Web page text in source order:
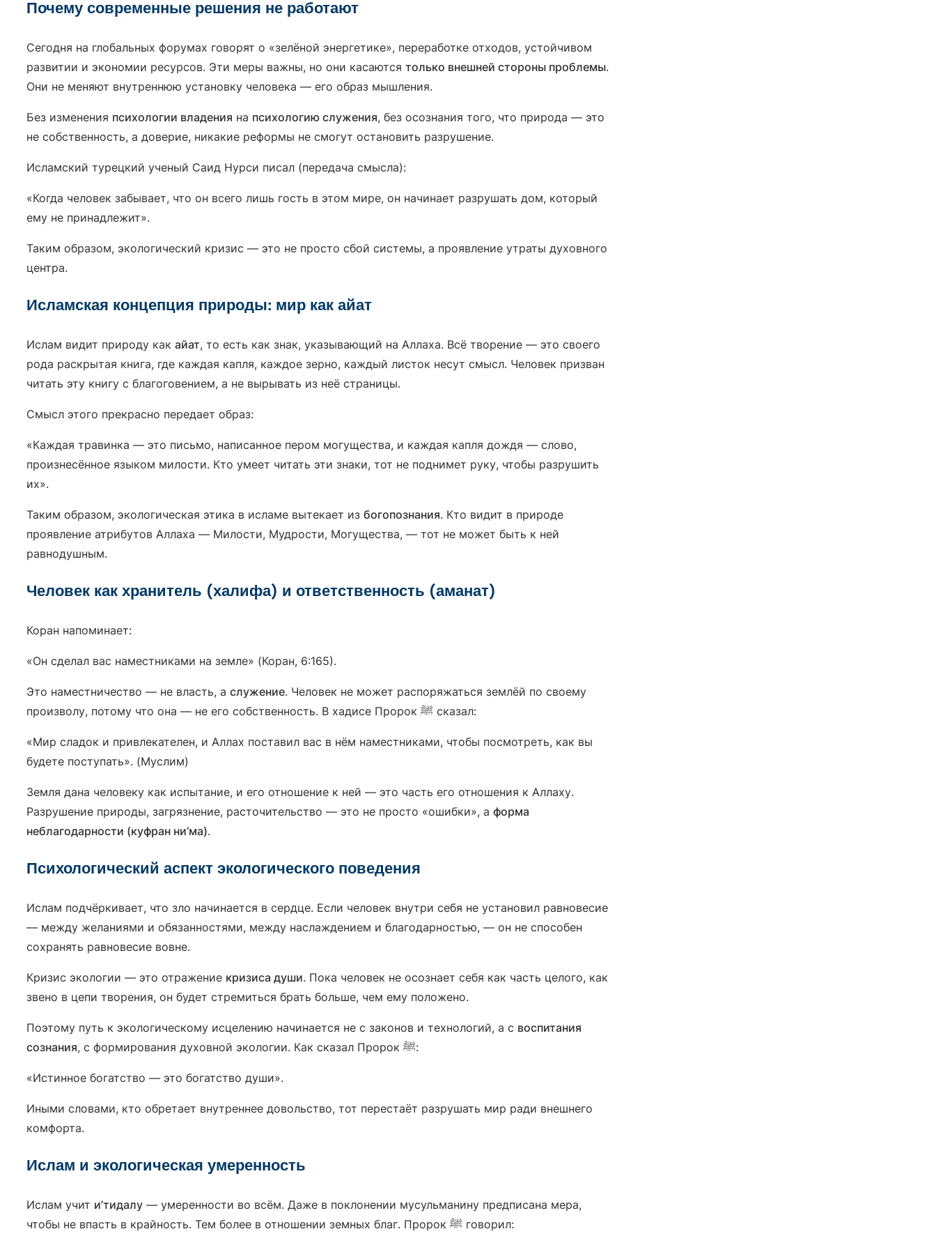
Почему современные решения не работают
Сегодня на глобальных форумах говорят о «зелёной энергетике», переработке отходов, устойчивом
развитии и экономии ресурсов. Эти меры важны, но они касаются только внешней стороны проблемы.
Они не меняют внутреннюю установку человека — его образ мышления.
Без изменения психологии владения на психологию служения, без осознания того, что природа — это
не собственность, а доверие, никакие реформы не смогут остановить разрушение.
Исламский турецкий ученый Саид Нурси писал (передача смысла):
«Когда человек забывает, что он всего лишь гость в этом мире, он начинает разрушать дом, который
ему не принадлежит».
Таким образом, экологический кризис — это не просто сбой системы, а проявление утраты духовного
центра.
Исламская концепция природы: мир как айат
Ислам видит природу как айат, то есть как знак, указывающий на Аллаха. Всё творение — это своего
рода раскрытая книга, где каждая капля, каждое зерно, каждый листок несут смысл. Человек призван
читать эту книгу с благоговением, а не вырывать из неё страницы.
Смысл этого прекрасно передает образ:
«Каждая травинка — это письмо, написанное пером могущества, и каждая капля дождя — слово,
произнесённое языком милости. Кто умеет читать эти знаки, тот не поднимет руку, чтобы разрушить
их».
Таким образом, экологическая этика в исламе вытекает из богопознания. Кто видит в природе
проявление атрибутов Аллаха — Милости, Мудрости, Могущества, — тот не может быть к ней
равнодушным.
Человек как хранитель (халифа) и ответственность (аманат)
Коран напоминает:
«Он сделал вас наместниками на земле» (Коран, 6:165).
Это наместничество — не власть, а служение. Человек не может распоряжаться землёй по своему
произволу, потому что она — не его собственность. В хадисе Пророк ﷺ сказал:
«Мир сладок и привлекателен, и Аллах поставил вас в нём наместниками, чтобы посмотреть, как вы
будете поступать». (Муслим)
Земля дана человеку как испытание, и его отношение к ней — это часть его отношения к Аллаху.
Разрушение природы, загрязнение, расточительство — это не просто «ошибки», а форма
неблагодарности (куфран ни‘ма).
Психологический аспект экологического поведения
Ислам подчёркивает, что зло начинается в сердце. Если человек внутри себя не установил равновесие
— между желаниями и обязанностями, между наслаждением и благодарностью, — он не способен
сохранять равновесие вовне.
Кризис экологии — это отражение кризиса души. Пока человек не осознает себя как часть целого, как
звено в цепи творения, он будет стремиться брать больше, чем ему положено.
Поэтому путь к экологическому исцелению начинается не с законов и технологий, а с воспитания
сознания
, с формирования духовной экологии. Как сказал Пророк ﷺ:
«Истинное богатство — это богатство души».
Иными словами, кто обретает внутреннее довольство, тот перестаёт разрушать мир ради внешнего
комфорта.
Ислам и экологическая умеренность
Ислам учит и’тидалу — умеренности во всём. Даже в поклонении мусульманину предписана мера,
чтобы не впасть в крайность. Тем более в отношении земных благ. Пророк ﷺ говорил: